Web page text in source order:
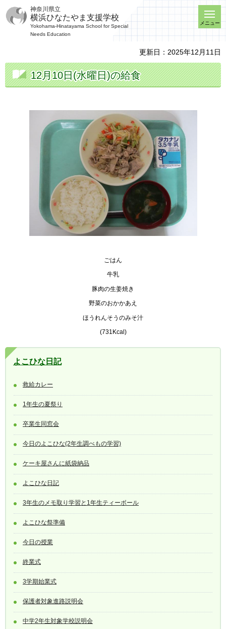
神奈川県立
横浜ひなたやま支援学校
Yokohama-Hinatayama School for Special
Needs Education
メニュー
更新日：2025年12月11日
12月10日(水曜日)の給食
ごはん
牛乳
豚肉の生姜焼き
野菜のおかかあえ
ほうれんそうのみそ汁
(731Kcal)
よこひな日記
救給カレー
1年生の夏祭り
卒業生同窓会
今日のよこひな(2年生調べもの学習)
ケーキ屋さんに紙袋納品
よこひな日記
3年生のメモ取り学習と1年生ティーボール
よこひな祭準備
今日の授業
終業式
3学期始業式
保護者対象進路説明会
中学2年生対象学校説明会